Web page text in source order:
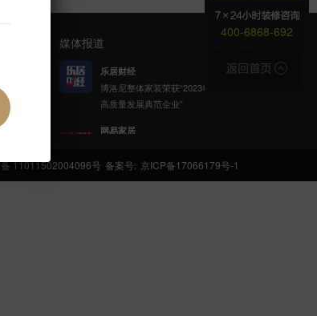
媒体报道
乐居财经
博洛尼整体家装荣获“2023年家居
高质量发展典范企业”
网易家居
呼吸计划」
备案号: 京ICP备17066179号-1
11011502004096号
400-6868-692